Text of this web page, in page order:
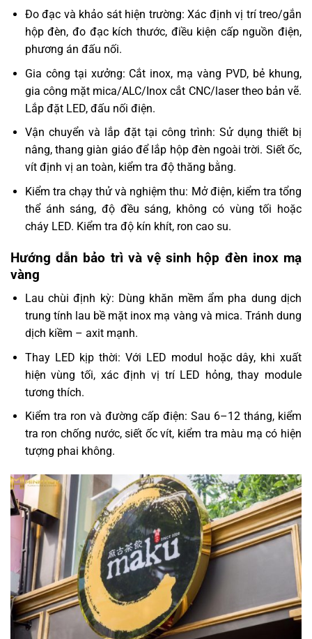
Đo đạc và khảo sát hiện trường: Xác định vị trí treo/gắn
hộp đèn, đo đạc kích thước, điều kiện cấp nguồn điện,
phương án đấu nối.
Gia công tại xưởng: Cắt inox, mạ vàng PVD, bẻ khung,
gia công mặt mica/ALC/Inox cắt CNC/laser theo bản vẽ.
Lắp đặt LED, đấu nối điện.
Vận chuyển và lắp đặt tại công trình: Sử dụng thiết bị
nâng, thang giàn giáo để lắp hộp đèn ngoài trời. Siết ốc,
vít định vị an toàn, kiểm tra độ thăng bằng.
Kiểm tra chạy thử và nghiệm thu: Mở điện, kiểm tra tổng
thể ánh sáng, độ đều sáng, không có vùng tối hoặc
cháy LED. Kiểm tra độ kín khít, ron cao su.
Hướng dẫn bảo trì và vệ sinh hộp đèn inox mạ
vàng
Lau chùi định kỳ: Dùng khăn mềm ẩm pha dung dịch
trung tính lau bề mặt inox mạ vàng và mica. Tránh dung
dịch kiềm – axit mạnh.
Thay LED kịp thời: Với LED modul hoặc dây, khi xuất
hiện vùng tối, xác định vị trí LED hỏng, thay module
tương thích.
Kiểm tra ron và đường cấp điện: Sau 6–12 tháng, kiểm
tra ron chống nước, siết ốc vít, kiểm tra màu mạ có hiện
tượng phai không.